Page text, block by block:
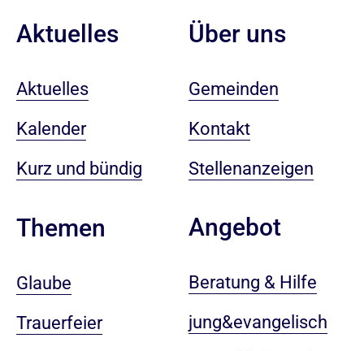
Aktuelles
Aktuelles
Kalender
Kurz und bündig
Themen
Glaube
Trauerfeier
Über uns
Gemeinden
Kontakt
Stellenanzeigen
Angebot
Beratung & Hilfe
jung&evangelisch